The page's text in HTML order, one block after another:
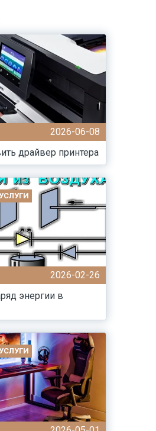
2026-06-08
драйвер принтера
2026-02-26
энергии в